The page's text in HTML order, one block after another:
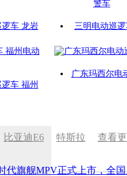
车 龙岩 三明电动巡逻
车 福州
广东玛西尔电
查看
特斯拉
比亚迪E6
代旗舰MPV正式上市，全